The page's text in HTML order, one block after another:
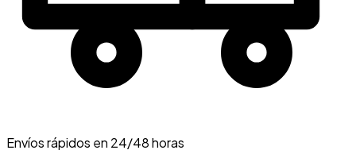
Envíos rápidos en 24/48 horas